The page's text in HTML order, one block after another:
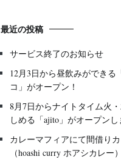
最近の投稿
サービス終了のお知らせ
12月3日から昼飲みができる
コ」がオープン！
8月7日からナイトタイム火
しめる「ajito」がオープンし
カレーマフィアにて間借り
（hoashi curry ホアシカレー）